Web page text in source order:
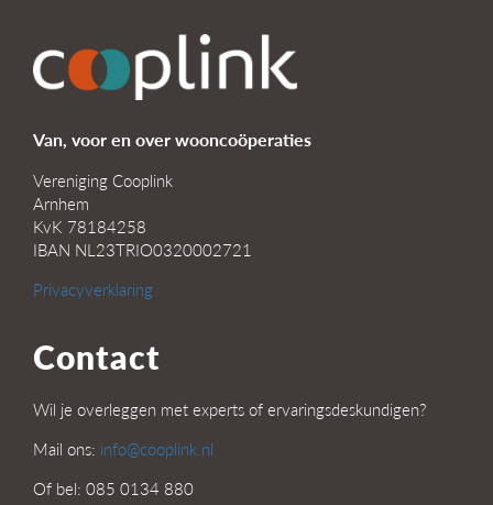
Van, voor en over wooncoöperaties
Vereniging Cooplink
Arnhem
KvK 78184258
IBAN NL23TRIO0320002721
Privacyverklaring
Contact
Wil je overleggen met experts of ervaringsdeskundigen?
Mail ons: info@cooplink.nl
Of bel: 085 0134 880